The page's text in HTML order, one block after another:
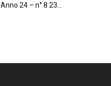
Anno 24 – n° 8 23...